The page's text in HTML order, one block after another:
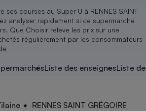
ses courses au Super U à RENNES SAINT
analyser rapidement si ce supermarché
Que Choisir relève les prix sur une
régulièrement par les consommateurs
Liste des enseignesListe
RENNES SAINT GRÉGOIRE
Agriculture
Produit alimentaire
Achat - Vente - Location
Carburant
Magasin - Grande surface
Marketing - Fidélisation
Air
Eau
Location
Sport
Vacances - Tourisme
électrique
Senior
Service marchand
locale
locales
Que Choisir Ensemble